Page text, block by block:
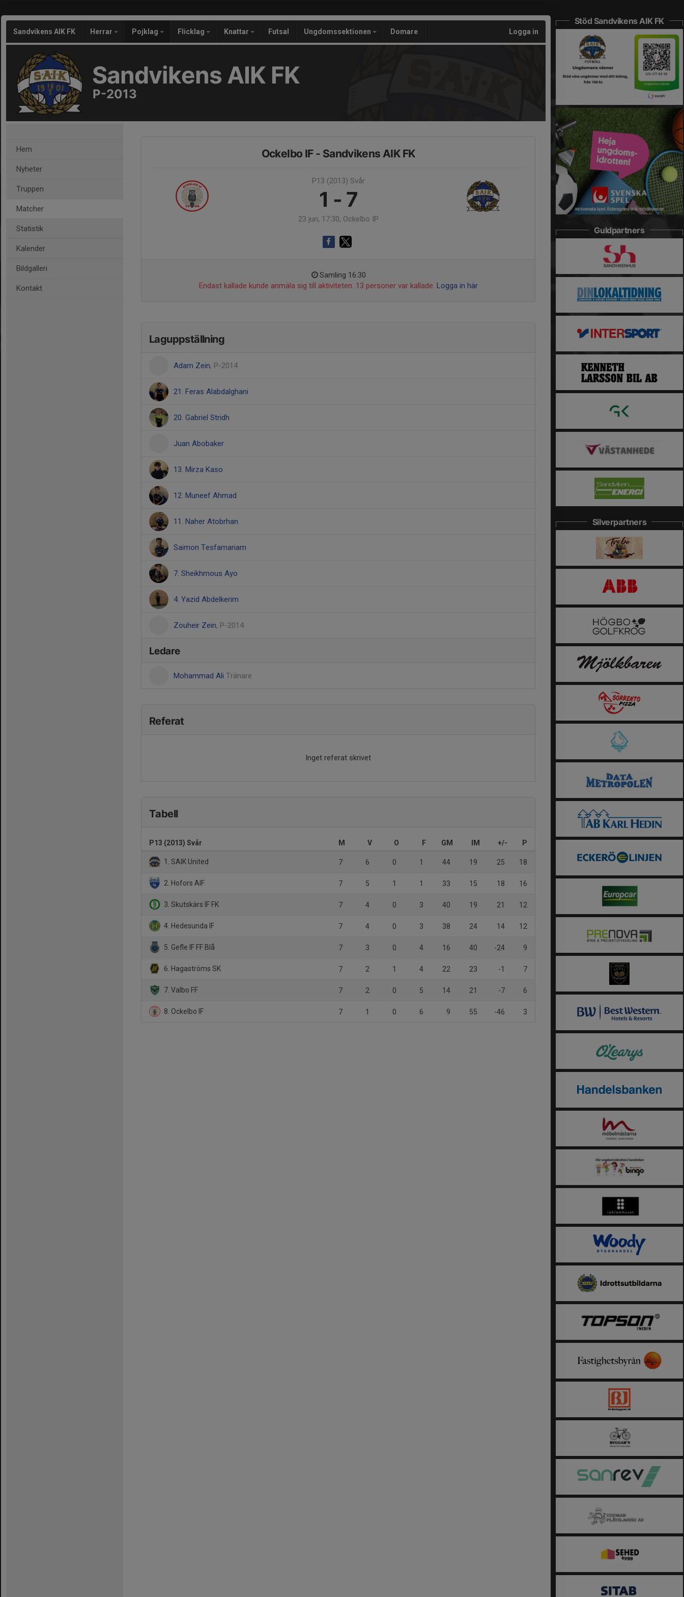
Sandvikens AIK FK Herrar Pojklag Flicklag Knattar Futsal Ungdomssektionen Domare Logga in
Sandvikens AIK FK
P-2013
Hem
Nyheter
Truppen
Matcher
Statistik
Kalender
Bildgalleri
Kontakt
Ockelbo IF - Sandvikens AIK FK
P13 (2013) Svår
1 - 7
23 jun, 17:30, Ockelbo IP
Samling 16:30
Endast kallade kunde anmäla sig till aktiviteten. 13 personer var kallade. Logga in här
Laguppställning
Adam Zein, P-2014
21. Feras Alabdalghani
20. Gabriel Stridh
Juan Abobaker
13. Mirza Kaso
12. Muneef Ahmad
11. Naher Atobrhan
Saimon Tesfamariam
7. Sheikhmous Ayo
4. Yazid Abdelkerim
Zouheir Zein, P-2014
Ledare
Mohammad Ali Tränare
Referat
Inget referat skrivet
Tabell
P13 (2013) Svår M V O F GM IM +/- P
1. SAIK United 7 6 0 1 44 19 25 18
2. Hofors AIF 7 5 1 1 33 15 18 16
3. Skutskärs IF FK 7 4 0 3 40 19 21 12
4. Hedesunda IF 7 4 0 3 38 24 14 12
5. Gefle IF FF Blå 7 3 0 4 16 40 -24 9
6. Hagaströms SK 7 2 1 4 22 23 -1 7
7. Valbo FF 7 2 0 5 14 21 -7 6
8. Ockelbo IF 7 1 0 6 9 55 -46 3
Stöd Sandvikens AIK FK
Guldpartners
Silverpartners